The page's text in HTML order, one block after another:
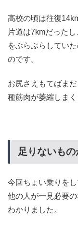
高校の頃は往復
片道は7kmだった
をぶらぶらしてい
のです。
お尻さえもてばま
種筋肉が萎縮しま
足りないも
今回ちょい乗りを
他の人が一見必要
わかりました。